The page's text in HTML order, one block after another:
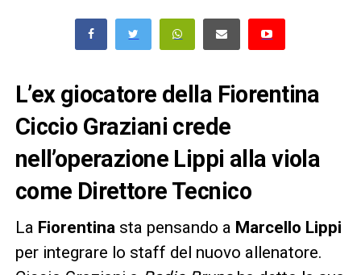
L’ex giocatore della Fiorentina
Ciccio Graziani crede
nell’operazione Lippi alla viola
come Direttore Tecnico
La Fiorentina sta pensando a Marcello Lippi
per integrare lo staff del nuovo allenatore.